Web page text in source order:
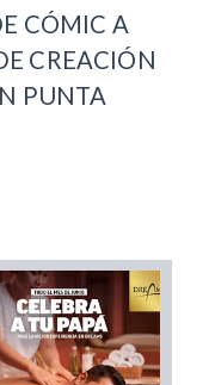
CÓMIC A
CREACIÓN
PUNTA